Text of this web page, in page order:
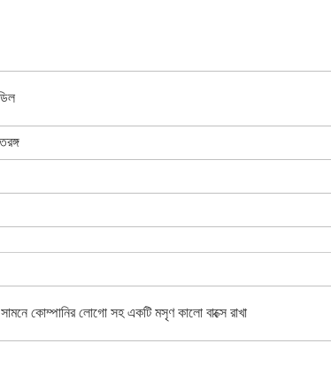
কোম্পানির লোগো সহ একটি মসৃণ কালো বাক্সে রাখা